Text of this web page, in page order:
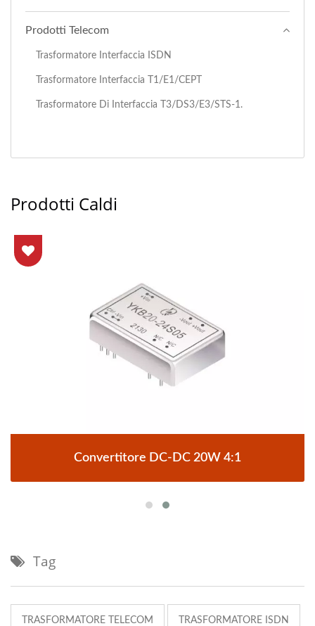
Prodotti Telecom
Trasformatore Interfaccia ISDN
Trasformatore Interfaccia T1/E1/CEPT
Trasformatore Di Interfaccia T3/DS3/E3/STS-1.
Prodotti Caldi
Convertitore DC-DC 20W 4:1
Tag
TRASFORMATORE TELECOM TRASFORMATORE ISDN